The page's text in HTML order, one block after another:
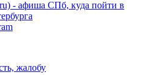
жалобу